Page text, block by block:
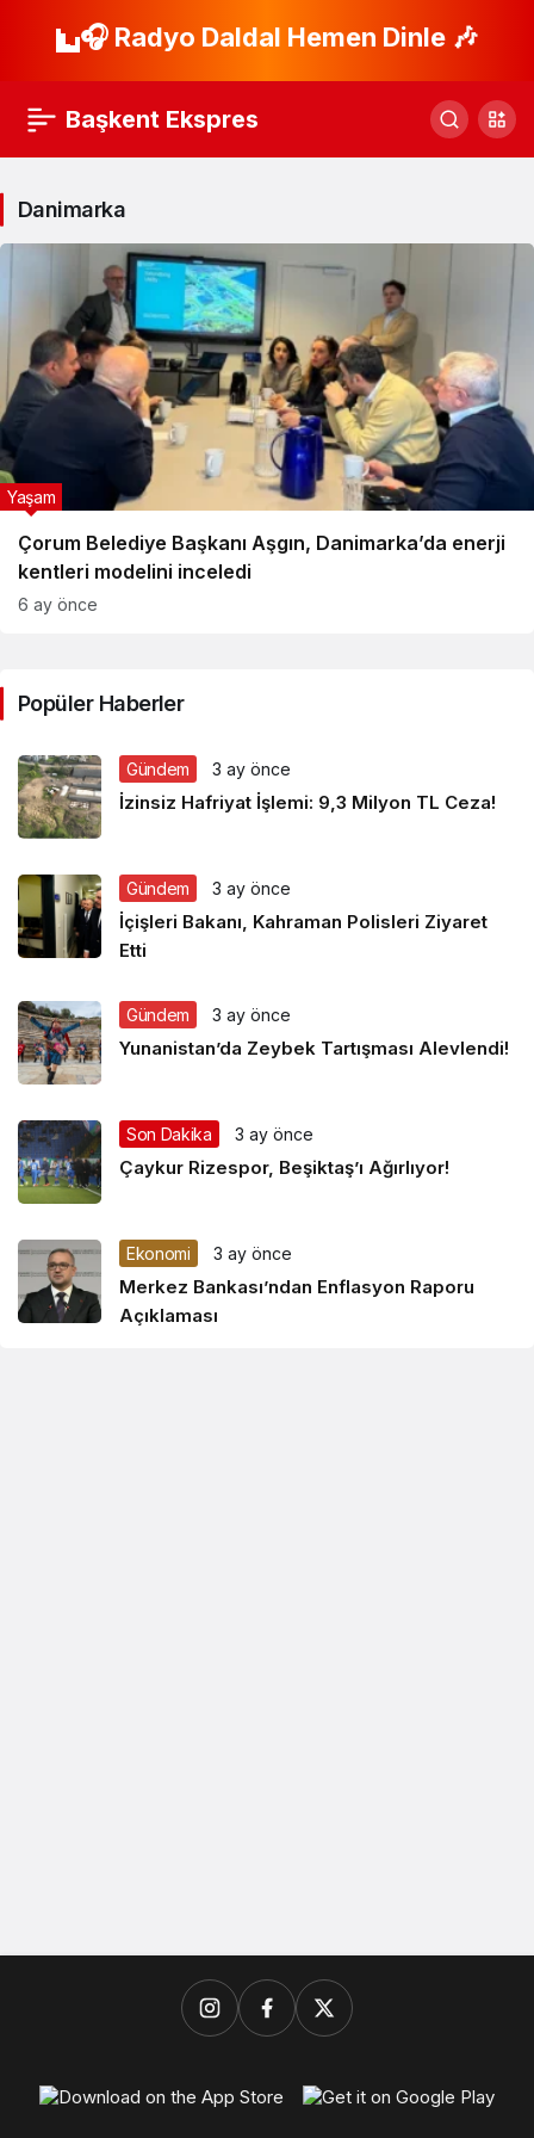
🎧 Radyo Daldal Hemen Dinle 🎶
Başkent Ekspres
Danimarka
Çorum Belediye Başkanı Aşgın, Danimarka’da enerji
kentleri modelini inceledi​​​​​​​
Yaşam
6 ay önce
Popüler Haberler
Gündem 3 ay önce
İzinsiz Hafriyat İşlemi: 9,3 Milyon TL Ceza!
Gündem 3 ay önce
İçişleri Bakanı, Kahraman Polisleri Ziyaret
Etti
Gündem 3 ay önce
Yunanistan’da Zeybek Tartışması Alevlendi!
Son Dakika 3 ay önce
Çaykur Rizespor, Beşiktaş’ı Ağırlıyor!
Ekonomi 3 ay önce
Merkez Bankası’ndan Enflasyon Raporu
Açıklaması